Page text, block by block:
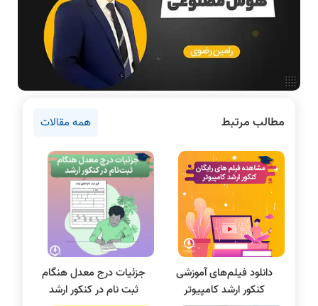
مقالات عمومی رشته کامپیوتر
ادامه تحصیل در رشته کامپیوتر
دروس مهندسی کامپیوتر
پایتون
سی شارپ
علم داده
مقاله نویسی
بلاکچین
پایگاه داده
الکترونیک دیجیتال
مطالب مرتبط همه مقالات
دانلود فیلم‌های آموزشی
کنکور ارشد کامپیوتر
جزئیات درج معدل هنگام
ثبت نام در کنکور ارشد